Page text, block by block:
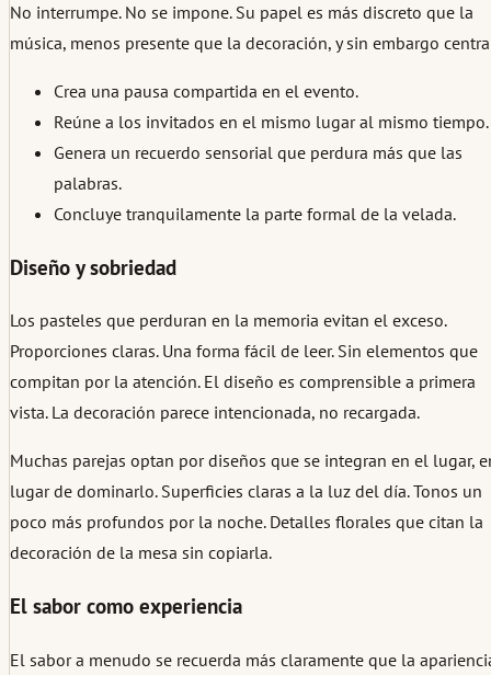
No interrumpe. No se impone. Su papel es más discreto que la
música, menos presente que la decoración, y sin embargo
Crea una pausa compartida en el evento.
Reúne a los invitados en el mismo lugar al mismo tiempo.
Genera un recuerdo sensorial que perdura más que las
palabras.
Concluye tranquilamente la parte formal de la velada.
Diseño y sobriedad
Los pasteles que perduran en la memoria evitan el exceso.
Proporciones claras. Una forma fácil de leer. Sin elementos que
compitan por la atención. El diseño es comprensible a primera
vista. La decoración parece intencionada, no recargada.
Muchas parejas optan por diseños que se integran en el lugar,
lugar de dominarlo. Superficies claras a la luz del día. Tonos un
poco más profundos por la noche. Detalles florales que citan la
decoración de la mesa sin copiarla.
El sabor como experiencia
El sabor a menudo se recuerda más claramente que la